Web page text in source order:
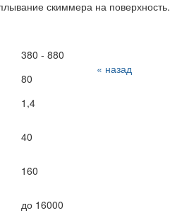
скиммера на поверхность.
380 - 880
80
1,4
40
160
до 16000
« назад